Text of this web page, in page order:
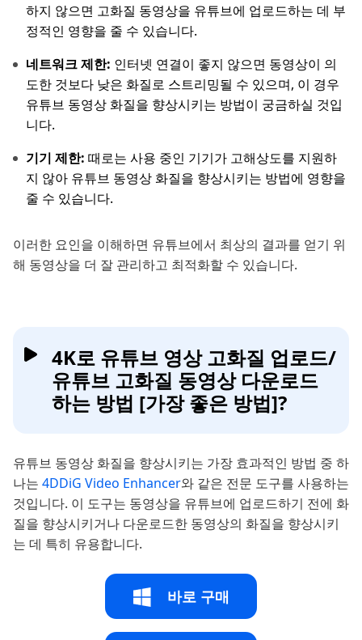
하지 않으면 고화질 동영상을 유튜브에 업로드하는 데 부
정적인 영향을 줄 수 있습니다.
네트워크 제한: 인터넷 연결이 좋지 않으면 동영상이 의
도한 것보다 낮은 화질로 스트리밍될 수 있으며, 이 경우
유튜브 동영상 화질을 향상시키는 방법이 궁금하실 것입
니다.
기기 제한: 때로는 사용 중인 기기가 고해상도를 지원하
지 않아 유튜브 동영상 화질을 향상시키는 방법에 영향을
줄 수 있습니다.
이러한 요인을 이해하면 유튜브에서 최상의 결과를 얻기 위
해 동영상을 더 잘 관리하고 최적화할 수 있습니다.
4K로 유튜브 영상 고화질 업로드/
유튜브 고화질 동영상 다운로드
하는 방법 [가장 좋은 방법]?
유튜브 동영상 화질을 향상시키는 가장 효과적인 방법 중 하
나는 4DDiG Video Enhancer와 같은 전문 도구를 사용하는
것입니다. 이 도구는 동영상을 유튜브에 업로드하기 전에 화
질을 향상시키거나 다운로드한 동영상의 화질을 향상시키
는 데 특히 유용합니다.
바로 구매